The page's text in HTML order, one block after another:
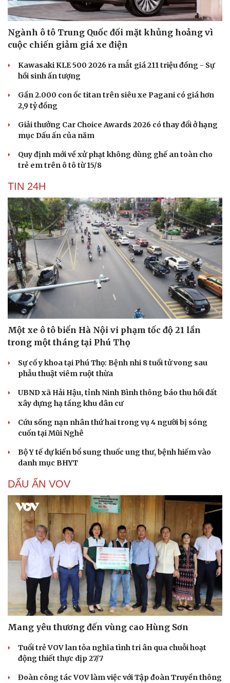
Hạt giống tâm hồn
Cải chính
Ngành ô tô Trung Quốc đối mặt khủng hoảng vì
cuộc chiến giảm giá xe điện
Kawasaki KLE 500 2026 ra mắt giá 211 triệu đồng - Sự
hồi sinh ấn tượng
Gần 2.000 con ốc titan trên siêu xe Pagani có giá hơn
2,9 tỷ đồng
Giải thưởng Car Choice Awards 2026 có thay đổi ở hạng
mục Dấu ấn của năm
Quy định mới về xử phạt không dùng ghế an toàn cho
trẻ em trên ô tô từ 15/8
TIN 24H
Một xe ô tô biển Hà Nội vi phạm tốc độ 21 lần
trong một tháng tại Phú Thọ
Sự cố y khoa tại Phú Thọ: Bệnh nhi 8 tuổi tử vong sau
phẫu thuật viêm ruột thừa
UBND xã Hải Hậu, tỉnh Ninh Bình thông báo thu hồi đất
xây dựng hạ tầng khu dân cư
Cứu sống nạn nhân thứ hai trong vụ 4 người bị sóng
cuốn tại Mũi Nghê
Bộ Y tế dự kiến bổ sung thuốc ung thư, bệnh hiếm vào
danh mục BHYT
DẤU ẤN VOV
Mang yêu thương đến vùng cao Hùng Sơn
Tuổi trẻ VOV lan tỏa nghĩa tình tri ân qua chuỗi hoạt
động thiết thực dịp 27/7
Đoàn công tác VOV làm việc với Tập đoàn Truyền thông